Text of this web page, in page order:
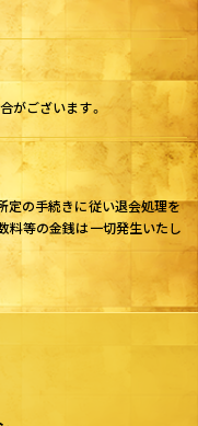
がございます。
定の手続きに従い退会処理を
料等の金銭は一切発生いたし